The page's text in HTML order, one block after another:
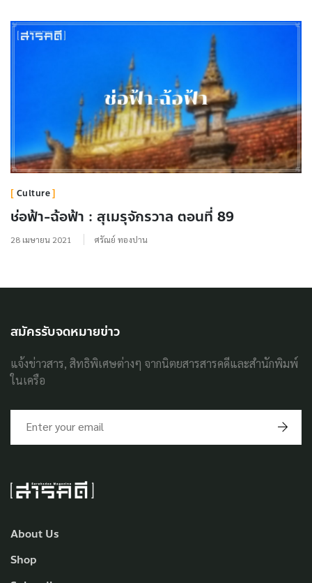
Culture
ช่อฟ้า-ฉ้อฟ้า : สุเมรุจักรวาล ตอนที่ 89
28 เมษายน 2021 ศรัณย์ ทองปาน
About Us
Shop
สมัครรับจดหมายข่าว
แจ้งข่าวสาร, สิทธิพิเศษต่างๆ จากนิตยสารสารคดีและสำนักพิมพ์
ในเครือ